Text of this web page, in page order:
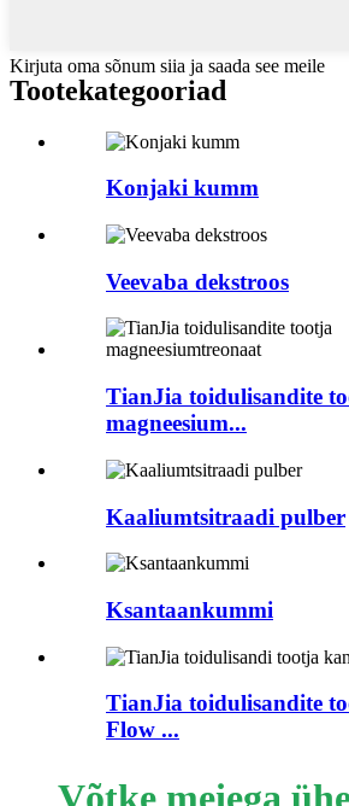
Kirjuta oma sõnum siia ja saada see meile
Tootekategooriad
Konjaki kumm
Veevaba dekstroos
TianJia toidulisandite
magneesium...
Kaaliumtsitraadi pulber
Ksantaankummi
TianJia toidulisandite
Flow ...